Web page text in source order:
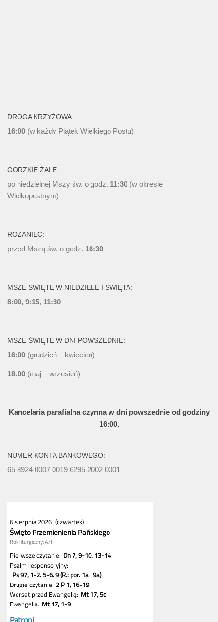
DROGA KRZYŻOWA:
16:00 (w każdy Piątek Wielkiego Postu)
GORZKIE ŻALE
po niedzielnej Mszy św. o godz. 11:30 (w okresie
Wielkopostnym)
RÓŻANIEC:
przed Mszą św. o godz. 16:30
MSZE ŚWIĘTE W NIEDZIELE I ŚWIĘTA:
8:00, 9:15, 11:30
MSZE ŚWIĘTE W DNI POWSZEDNIE:
16:00 (grudzień – kwiecień)
18:00 (maj – wrzesień)
Kancelaria parafialna czynna w dni powszednie od godziny
16:00.
NUMER KONTA BANKOWEGO:
65 8924 0007 0019 6295 2002 0001